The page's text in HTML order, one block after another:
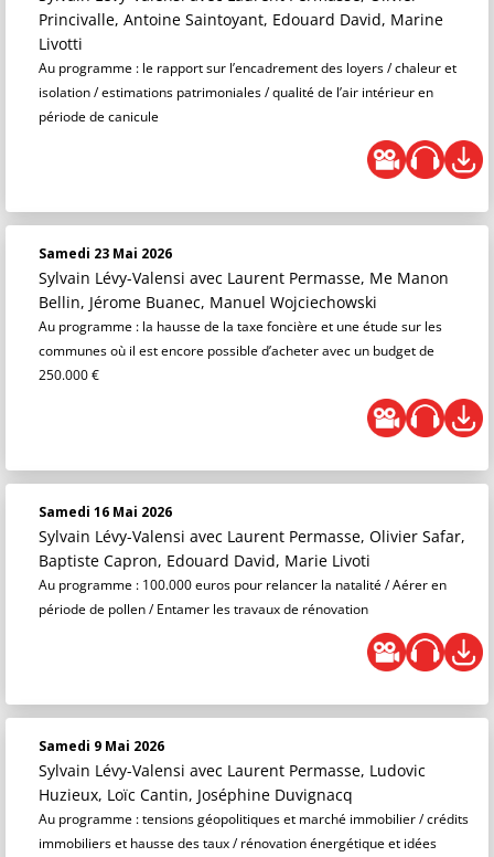
Princivalle, Antoine Saintoyant, Edouard David, Marine
Livotti
Au programme : le rapport sur l’encadrement des loyers / chaleur et
isolation / estimations patrimoniales / qualité de l’air intérieur en
période de canicule
Samedi 23 Mai 2026
Sylvain Lévy-Valensi avec Laurent Permasse, Me Manon
Bellin, Jérome Buanec, Manuel Wojciechowski
Au programme : la hausse de la taxe foncière et une étude sur les
communes où il est encore possible d’acheter avec un budget de
250.000 €
Samedi 16 Mai 2026
Sylvain Lévy-Valensi avec Laurent Permasse, Olivier Safar,
Baptiste Capron, Edouard David, Marie Livoti
Au programme : 100.000 euros pour relancer la natalité / Aérer en
période de pollen / Entamer les travaux de rénovation
Samedi 9 Mai 2026
Sylvain Lévy-Valensi avec Laurent Permasse, Ludovic
Huzieux, Loïc Cantin, Joséphine Duvignacq
Au programme : tensions géopolitiques et marché immobilier / crédits
immobiliers et hausse des taux / rénovation énergétique et idées